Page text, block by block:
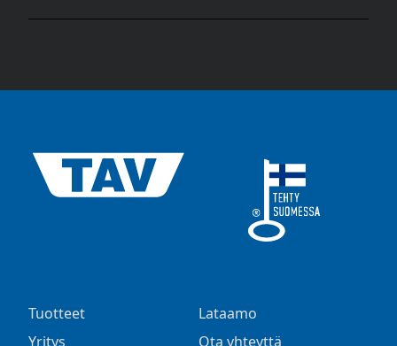
Tuotteet
Yritys
Lataamo
Ota yhteyttä